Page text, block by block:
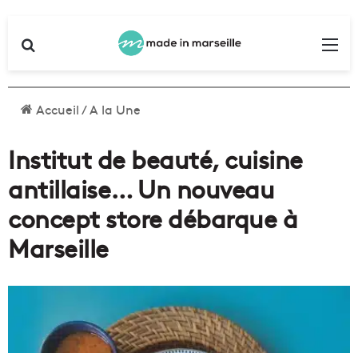
Accueil/A la Une
Institut de beauté, cuisine
antillaise… Un nouveau
concept store débarque à
Marseille